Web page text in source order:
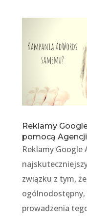
Reklamy
pomocą
Reklamy Google
związku z tym,
prowadzenia